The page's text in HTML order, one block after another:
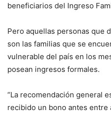
beneficiarios del Ingreso
Pero aquellas personas que
son las familias que se
vulnerable del país en los
posean ingresos formales.
“La recomendación general
recibido un bono antes entre